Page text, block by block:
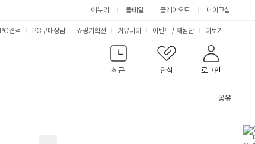
에누리 몰테일 플레이오토 메이크샵
최근 관심 로그인
PC견적 PC구매상담 쇼핑기획전 커뮤니티 이벤트 / 체험단 더보기
공유